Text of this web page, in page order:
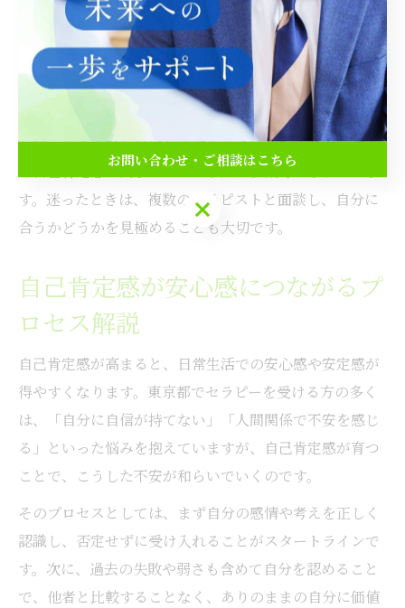
と感じる人を選ぶのがポイントです。失敗例として、知
名度や料金だけで選んでしまい、十分な信頼関係が築け
ず効果を実感できなかったケースもあります。
成功体験としては、初回の相談でしっかり話を聞いても
らい、「ここなら自分を出せる」と感じたことで、徐々
に自己肯定感が高まったという声が多数寄せられていま
す。迷ったときは、複数のセラピストと面談し、自分に
合うかどうかを見極めることも大切です。
自己肯定感が安心感につながるプ
ロセス解説
自己肯定感が高まると、日常生活での安心感や安定感が
得やすくなります。東京都でセラピーを受ける方の多く
は、「自分に自信が持てない」「人間関係で不安を感じ
る」といった悩みを抱えていますが、自己肯定感が育つ
ことで、こうした不安が和らいでいくのです。
そのプロセスとしては、まず自分の感情や考えを正しく
認識し、否定せずに受け入れることがスタートラインで
す。次に、過去の失敗や弱さも含めて自分を認めること
で、他者と比較することなく、ありのままの自分に価値
お問い合わせ・ご相談はこちら
お問い合わせ・ご相談はこちら